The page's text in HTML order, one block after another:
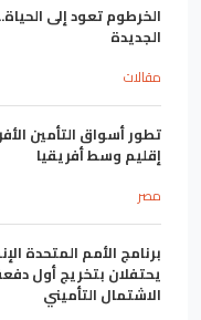
الخرطوم تعود إلى
الجديدة
مقالات
تطور أسواق التأمين
إقليم وسط أفريقيا
مصر
برنامج الأمم المتحدة
يحتفلان بتخريج أول
الاشتمال التأميني